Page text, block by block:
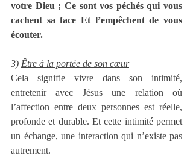
votre Dieu ; Ce sont vos péchés qui vous
cachent sa face Et l’empêchent de vous
écouter.
3) Être à la portée de son cœur
Cela signifie vivre dans son intimité,
entretenir avec Jésus une relation où
l’affection entre deux personnes est réelle,
profonde et durable. Et cette intimité permet
un échange, une interaction qui n’existe pas
autrement.